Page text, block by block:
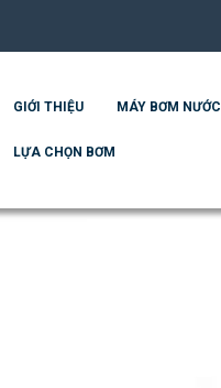
GIỚI THIỆU MÁY BƠM NƯỚC
LỰA CHỌN BƠM